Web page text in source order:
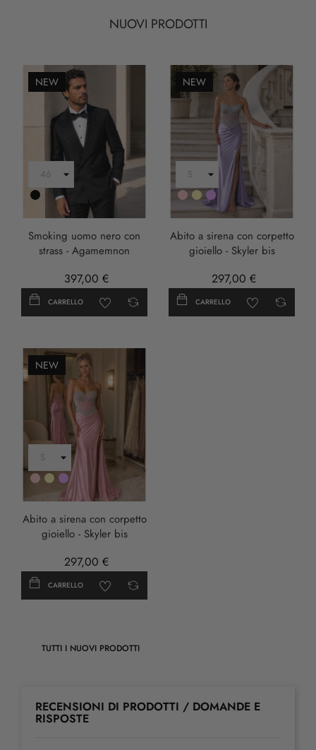
NUOVI PRODOTTI
NEW
Nero
Smoking uomo nero con
strass - Agamemnon
397,00 €
CARRELLO
NEW
RosaOroLILLA
Abito a sirena con corpetto
gioiello - Skyler bis
297,00 €
CARRELLO
NEW
RosaOroLILLA
Abito a sirena con corpetto
gioiello - Skyler bis
297,00 €
CARRELLO
TUTTI I NUOVI PRODOTTI
RECENSIONI DI PRODOTTI / DOMANDE E
RISPOSTE